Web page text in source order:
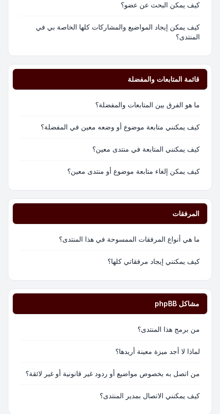
كيف يمكن البحث عن عضو؟
كيف يمكن إيجاد المواضيع والمشاركات كلها الخاصة بي في
المنتدى؟
قائمة المتابعات والمفضلة
ما هو الفرق بين المتابعات والمفضلة؟
كيف يمكنني متابعة موضوع أو وضعه معين في المفضلة؟
كيف يمكنني المتابعة في منتدى معين؟
كيف يمكن إلغاء متابعة موضوع أو منتدى معين؟
المرفقات
ما هي أنواع المرفقات الممسوحة في هذا المنتدى؟
كيف يمكنني إيجاد مرفقاتي كلها؟
مشاكل phpBB
من برمج هذا المنتدى؟
لماذا لا أجد ميزة معينة أريدها؟
من اتصل به بخصوص مواضيع أو ردود غير قانونية أو غير لائقة؟
كيف يمكنني الاتصال بمدير المنتدى؟